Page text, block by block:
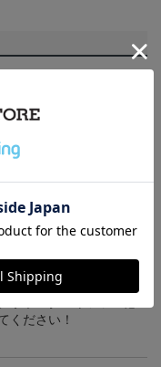
ください！